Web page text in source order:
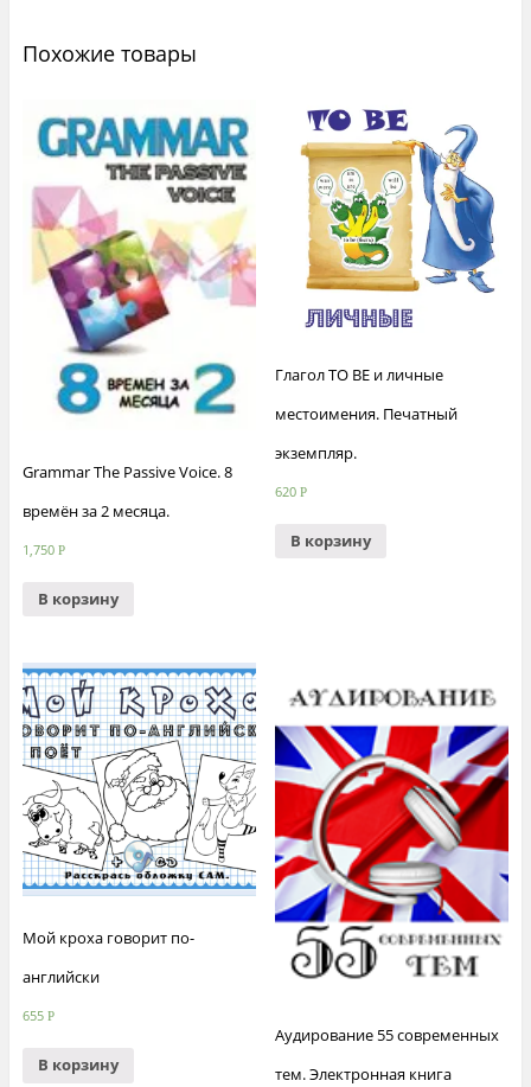
языку
Похожие товары
Grammar The Passive Voice. 8
времён за 2 месяца.
1,750 Р
В корзину
Глагол TO BE и личные
местоимения. Печатный
экземпляр.
620Р
В корзину
Мой кроха говорит по-
английски
655 Р
В корзину
Аудирование 55 современных
тем. Электронная книга